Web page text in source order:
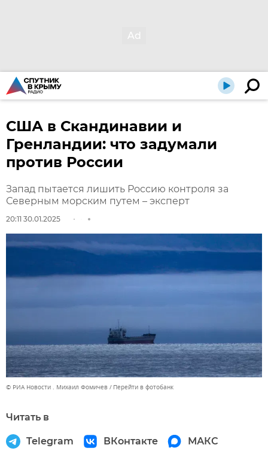
США в Скандинавии и
Гренландии: что задумали
против России
Запад пытается лишить Россию контроля за
Северным морским путем – эксперт
20:11 30.01.2025
© РИА Новости . Михаил Фомичев Перейти в фотобанк
Читать в
Telegram ВКонтакте МАКС